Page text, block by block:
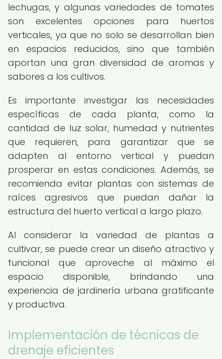
lechugas, y algunas variedades de tomates
son excelentes opciones para huertos
verticales, ya que no solo se desarrollan bien
en espacios reducidos, sino que también
aportan una gran diversidad de aromas y
sabores a los cultivos.
Es importante investigar las necesidades
específicas de cada planta, como la
cantidad de luz solar, humedad y nutrientes
que requieren, para garantizar que se
adapten al entorno vertical y puedan
prosperar en estas condiciones. Además, se
recomienda evitar plantas con sistemas de
raíces agresivos que puedan dañar la
estructura del huerto vertical a largo plazo.
Al considerar la variedad de plantas a
cultivar, se puede crear un diseño atractivo y
funcional que aproveche al máximo el
espacio disponible, brindando una
experiencia de jardinería urbana gratificante
y productiva.
Implementación de técnicas de
drenaje eficientes